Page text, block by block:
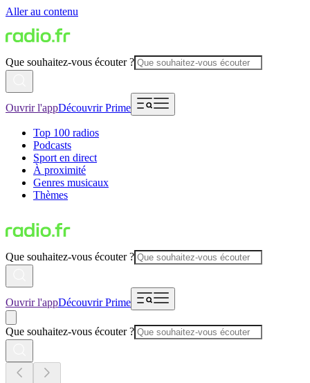
Aller au contenu
Que souhaitez-vous écouter ?
Ouvrir l'appDécouvrir Prime
Top 100 radios
Podcasts
Sport en direct
À proximité
Genres musicaux
Thèmes
Que souhaitez-vous écouter ?
Ouvrir l'appDécouvrir Prime
Que souhaitez-vous écouter ?